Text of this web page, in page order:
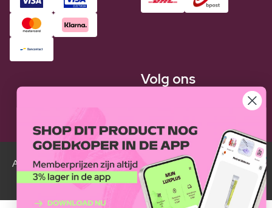
Volg ons
Alle Luxplus ledenprijzen zijn weergegeven in vergelijking
met de normale prijzen.